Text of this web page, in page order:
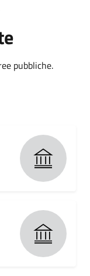
pubbliche.